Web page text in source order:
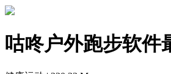
咕咚户外跑步软件